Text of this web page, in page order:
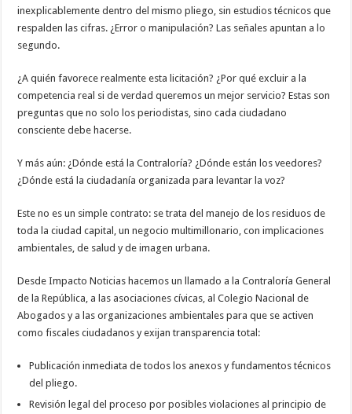
inexplicablemente dentro del mismo pliego, sin estudios técnicos que
respalden las cifras. ¿Error o manipulación? Las señales apuntan a lo
segundo.
¿A quién favorece realmente esta licitación? ¿Por qué excluir a la
competencia real si de verdad queremos un mejor servicio? Estas son
preguntas que no solo los periodistas, sino cada ciudadano
consciente debe hacerse.
Y más aún: ¿Dónde está la Contraloría? ¿Dónde están los veedores?
¿Dónde está la ciudadanía organizada para levantar la voz?
Este no es un simple contrato: se trata del manejo de los residuos de
toda la ciudad capital, un negocio multimillonario, con implicaciones
ambientales, de salud y de imagen urbana.
Desde Impacto Noticias hacemos un llamado a la Contraloría General
de la República, a las asociaciones cívicas, al Colegio Nacional de
Abogados y a las organizaciones ambientales para que se activen
como fiscales ciudadanos y exijan transparencia total:
Publicación inmediata de todos los anexos y fundamentos técnicos
del pliego.
Revisión legal del proceso por posibles violaciones al principio de